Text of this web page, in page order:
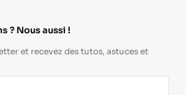
? Nous aussi !
et recevez des tutos, astuces et